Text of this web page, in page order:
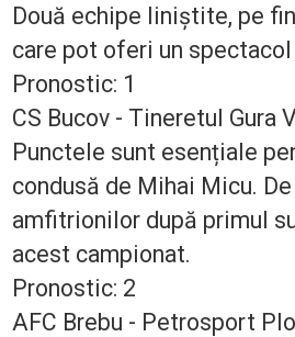
Două echipe liniștite, pe
care pot oferi un
Pronostic: 1
CS Bucov - Tineretul Gura
Punctele sunt esențiale
condusă de Mihai Micu.
amfitrionilor după primul
acest campionat.
Pronostic: 2
AFC Brebu - Petrosport